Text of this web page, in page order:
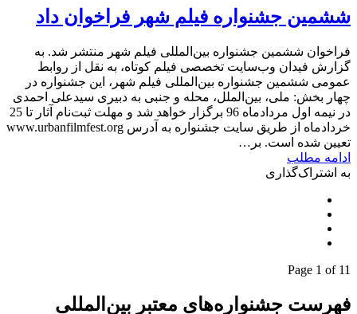
ششمین جشنواره فیلم شهر فراخوان داد
فراخوان ششمین جشنواره بین‌المللی فیلم شهر منتشر شد. به
گزارش فیدان وب‌سایت تخصصی فیلم کوتاه، به نقل از روابط
عمومی ششمین جشنواره بین‌المللی فیلم شهر، این جشنواره در
چهار بخش: ملی، بین‌الملل، محله و جنبی به دبیری سیدعلی احمدی
در نیمه اول مردادماه 96 برگزار خواهد شد و مهلت ثبت‌نام آثار تا 25
خردادماه از طریق سایت جشنواره به آدرس www.urbanfilmfest.org
تعیین شده است. بر…
ادامه مطلب
به اشتراک‌گذاری
Page 1 of 11
فهرست جشنواره‌های معتبر بین‌المللی